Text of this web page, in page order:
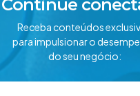
Continue
Receba conteúdos
para impulsionar o
do seu negócio: